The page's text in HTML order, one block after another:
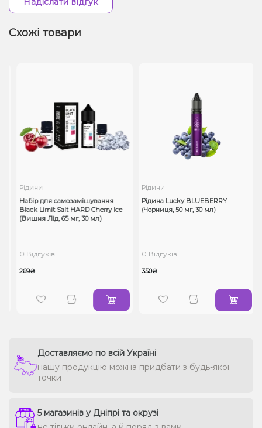
Схожі товари
Рідини
Набір для самозамішування
Black Limit Salt HARD Cherry Ice
(Вишня Лід, 65 мг, 30 мл)
0 Відгуків
269₴
Рідини
Рідина Lucky BLUEBERRY
(Чорниця, 50 мг, 30 мл)
0 Відгуків
350₴
Доставляємо по всій Україні
нашу продукцію можна придбати з будь-якої
точки
5 магазинів у Дніпрі та окрузі